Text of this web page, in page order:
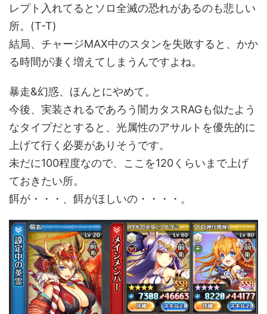
レプト入れてるとソロ全滅の恐れがあるのも悲しい
所。(T-T)
結局、チャージMAX中のスタンを失敗すると、かか
る時間が凄く増えてしまうんですよね。
暴走&幻惑、ほんとにやめて。
今後、実装されるであろう闇カタスRAGも似たよう
なタイプだとすると、光属性のアサルトを優先的に
上げて行く必要がありそうです。
未だに100程度なので、ここを120くらいまで上げ
ておきたい所。
餌が・・・、餌がほしいの・・・・。